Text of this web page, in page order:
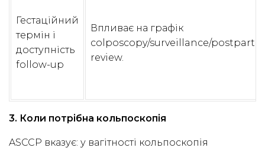
Гестаційний
термін і
доступність
follow-up
Впливає на графік
colposcopy/surveillance/
review.
3. Коли потрібна кольпоскопія
ASCCP вказує: у вагітності кольпоскопія